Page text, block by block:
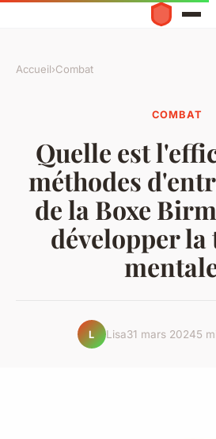
Accueil›Combat
COMBAT
Quelle est
méthodes
de la Boxe
développer la
L Lisa31 mars 20245